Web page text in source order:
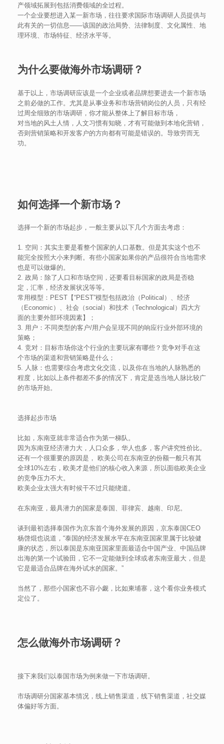
产领域拓展到包括消费领域的全过程。
一个企业要想进入某一新市场，往往要求国际市场调研人员提供与
此有关的一切信息——该国的政治局势、法律制度、文化属性、地
理环境、市场特征、经济水平等。
为什么要做海外市场调研？
基于以上，市场调研应该是一个企业或者品牌想要进去一个新市场
之前必做的工作。尤其是从事业务和市场营销岗位的人员，只有经
过周全细致的市场调研，你才能从整体上了解目标市场，
对当地的风土人情，人文习惯有知晓，才有可能做到本地化营销，
否则营销策略和开发客户的方向都有可能是错误的。导致劳而无
功。
如何选择一个新市场？
选择一个新的市场起步，一般主要从以下几个方面去考虑：
1. 空间：其实主要是看整个国家的人口基数。但是其实这个也不
能完全按照大小来判断。有些小国家如果你的产品很符合当地需求
也是可以做爆的。
2. 政局：除了人口和市场空间，还要看目标国家的政局是否稳
定，汇率，经济发展状况等等。
常用模型：PEST【“PEST”模型包括政治（Political）、经济
（Economic）、社会（social）和技术（Technological）四大方
面的主要外部环境因素】；
3. 用户：不同类型的客户/用户会呈现不同的响应行业外部环境的
策略；
4. 竞对：目标市场你这个行业的主要玩家有哪些？竞争对手在这
个市场的渠道和营销策略是什么；
5. 人脉：也需要综合考虑文化交流，以及你在当地的人脉熟悉的
程度，比如以上条件都差不多的情况下，肯定是选当地人脉比较广
的市场开始。
选择起步市场
比如，东南亚就非常适合作为第一梯队。
因为东南亚经济潜力大，人口众多，华人也多，客户讲究性价比。
还有一个很重要的原因是， 欧美公司在东南亚的份额一般只有其
全球10%左右，欧美才是他们的核心收入来源，所以面临欧美企业
的竞争压力不大。
欧美企业太强大有时候干不过只能绕道。
在东南亚，最具潜力的国家是泰国、菲律宾、越南、印尼。
谈到最初选择泰国作为京东首个海外发展的原因，京东泰国CEO
杨啓焜也说道，“泰国的经济发展水平在东南亚国家里属于比较健
康的状态，所以泰国是东南亚国家里面最适合中国产业、中国品牌
出海的第一个试验田，它不一定能做到全球或者东南亚最大，但是
它是最适合品牌在海外试水的国家。”
当然了，那些小国家也不容小觑，比如柬埔寨，这个看你业务模式
定位了。
怎么做海外市场调研？
接下来我们以泰国市场为例来做一下市场调研。
市场调研分国家基本情况，线上销售渠道，线下销售渠道，社交媒
体偏好等方面。